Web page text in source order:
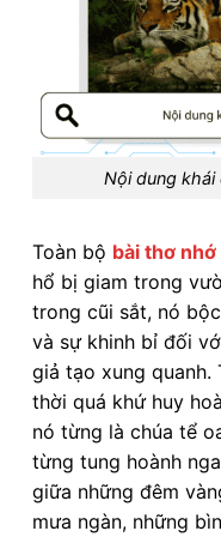
Nội dung
Toàn bộ bài thơ
hổ bị giam trong
trong cũi sắt, nó
và sự khinh bỉ đối
giả tạo xung quanh.
thời quá khứ huy
nó từng là chúa tể
từng tung hoành
giữa những đêm
mưa ngàn, những